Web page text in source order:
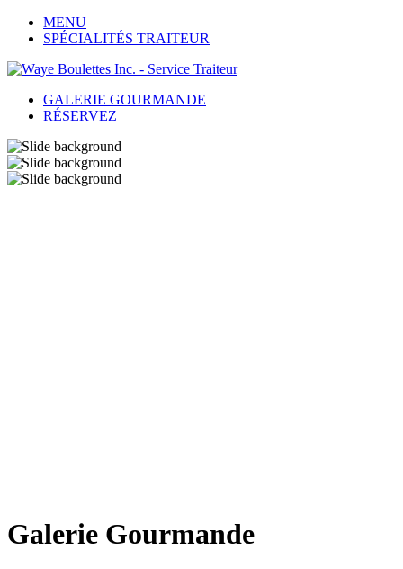
MENU
SPÉCIALITÉS TRAITEUR
GALERIE GOURMANDE
RÉSERVEZ
Galerie Gourmande